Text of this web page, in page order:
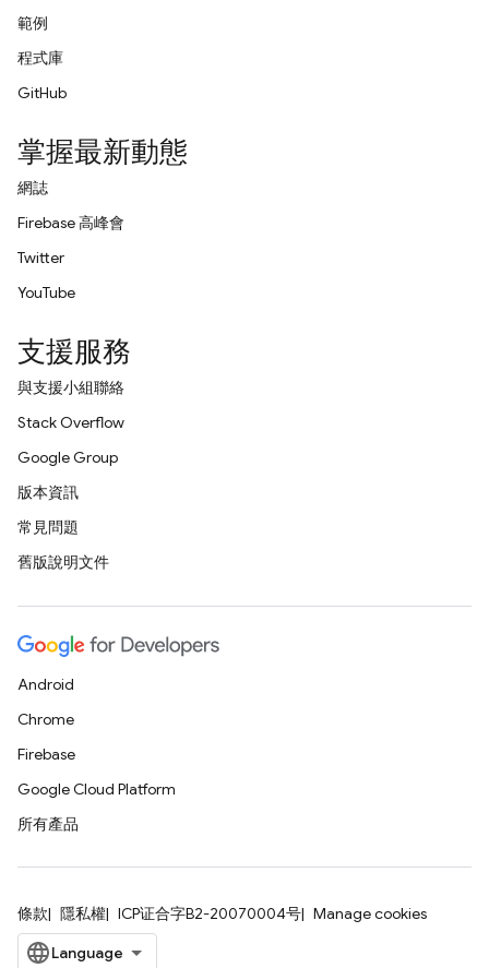
範例
程式庫
GitHub
掌握最新動態
網誌
Firebase 高峰會
Twitter
YouTube
支援服務
與支援小組聯絡
Stack Overflow
Google Group
版本資訊
常見問題
舊版說明文件
Android
Chrome
Firebase
Google Cloud Platform
所有產品
條款 隱私權 ICP证合字B2-20070004号 Manage cookies